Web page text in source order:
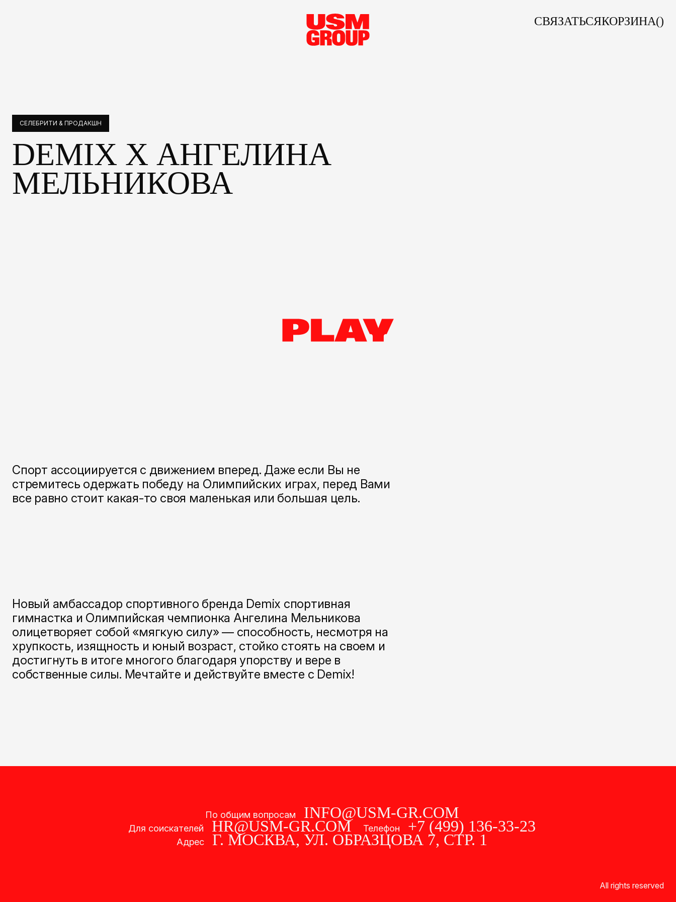
СВЯЗАТЬСЯКОРЗИНА()
СЕЛЕБРИТИ & ПРОДАКШН
DEMIX X АНГЕЛИНА
МЕЛЬНИКОВА
Спорт ассоциируется с движением вперед. Даже если Вы не
стремитесь одержать победу на Олимпийских играх, перед Вами
все равно стоит какая-то своя маленькая или большая цель.
Новый амбассадор спортивного бренда Demix спортивная
гимнастка и Олимпийская чемпионка Ангелина Мельникова
олицетворяет собой «мягкую силу» — способность, несмотря на
хрупкость, изящность и юный возраст, стойко стоять на своем и
достигнуть в итоге многого благодаря упорству и вере в
собственные силы. Мечтайте и действуйте вместе с Demix!
По общим вопросам INFO@USM-GR.COM
Для соискателей HR@USM-GR.COM Телефон +7 (499) 136-33-23
Адрес Г. МОСКВА, УЛ. ОБРАЗЦОВА 7, СТР. 1
All rights reserved